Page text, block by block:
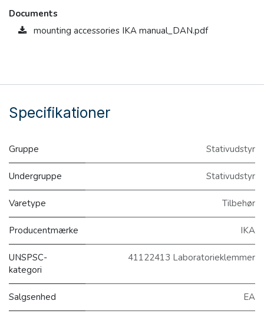
Documents
mounting accessories IKA manual_DAN.pdf
Specifikationer
Gruppe Stativudstyr
Undergruppe Stativudstyr
Varetype Tilbehør
Producentmærke IKA
UNSPSC-
kategori
41122413 Laboratorieklemmer
Salgsenhed EA